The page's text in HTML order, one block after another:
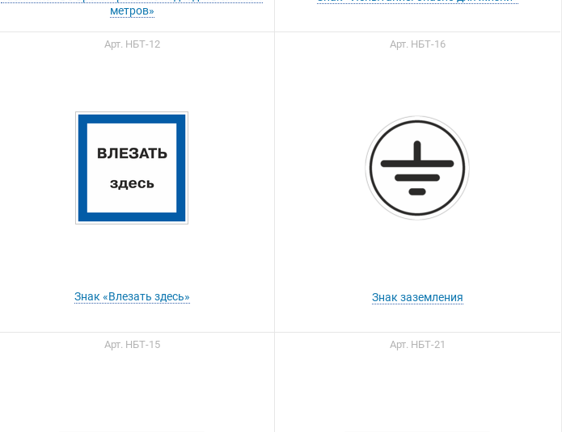
Вы можете приобрести
нашу продукцию через
Портал поставщиков
метров»
Арт. НБТ-12
Знак «Влезать здесь»
Арт. НБТ-16
Знак заземления
Арт. НБТ-15 Арт. НБТ-21